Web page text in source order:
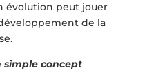
évolution peut jouer
de la
simple concept